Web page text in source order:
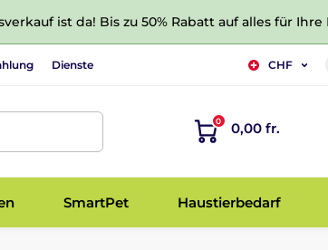
ist da! Bis zu 50% Rabatt auf alles für Ihre
Dienste CHF
0 0,00 fr.
SmartPet Haustierbedarf